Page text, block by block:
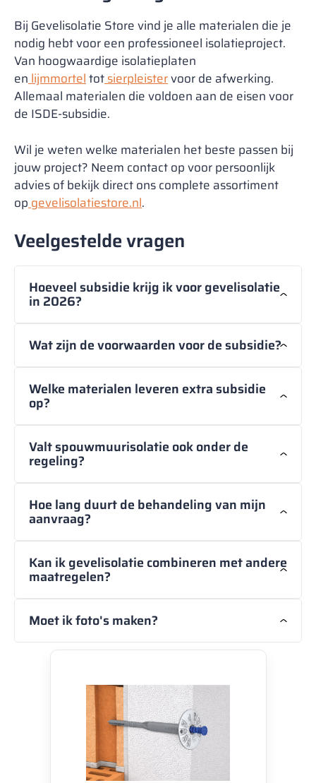
Bij Gevelisolatie Store vind je alle materialen die je
nodig hebt voor een professioneel isolatieproject.
Van hoogwaardige isolatieplaten
en lijmmorteltotsierpleistervoor de afwerking.
Allemaal materialen die voldoen aan de eisen voor
de ISDE-subsidie.
Wil je weten welke materialen het beste passen bij
jouw project? Neem contact op voor persoonlijk
advies of bekijk direct ons complete assortiment
op gevelisolatiestore.nl.
Veelgestelde vragen
Hoeveel subsidie krijg ik voor gevelisolatie
in 2026?
Wat zijn de voorwaarden voor de subsidie?
Welke materialen leveren extra subsidie
op?
Valt spouwmuurisolatie ook onder de
regeling?
Hoe lang duurt de behandeling van mijn
aanvraag?
Kan ik gevelisolatie combineren met andere
maatregelen?
Moet ik foto's maken?